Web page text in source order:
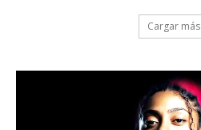
Cargar más